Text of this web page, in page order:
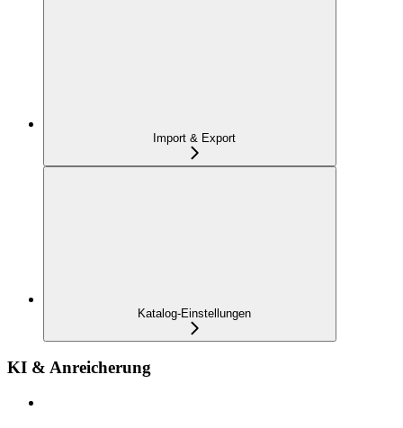
Import & Export
Katalog-Einstellungen
KI & Anreicherung